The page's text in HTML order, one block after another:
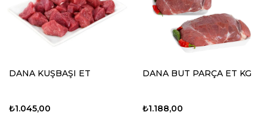
DANA KUŞBAŞI ET
₺1.045,00
DANA BUT PARÇA ET KG
₺1.188,00